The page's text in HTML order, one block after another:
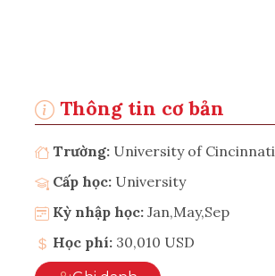
Thông tin cơ bản
Trường: University of Cincinnati
Cấp học: University
Kỳ nhập học: Jan,May,Sep
Học phí: 30,010 USD